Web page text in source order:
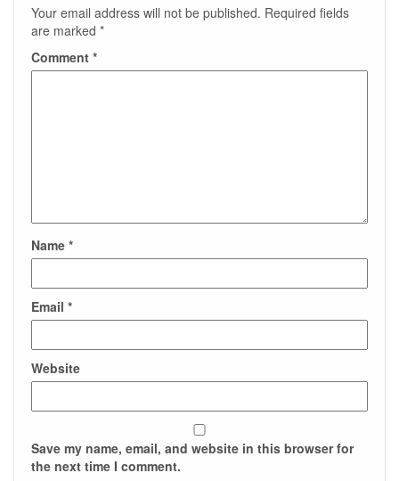
Your email address will not be published. Required fields
are marked *
Comment *
Name *
Email *
Website
Save my name, email, and website in this browser for
the next time I comment.